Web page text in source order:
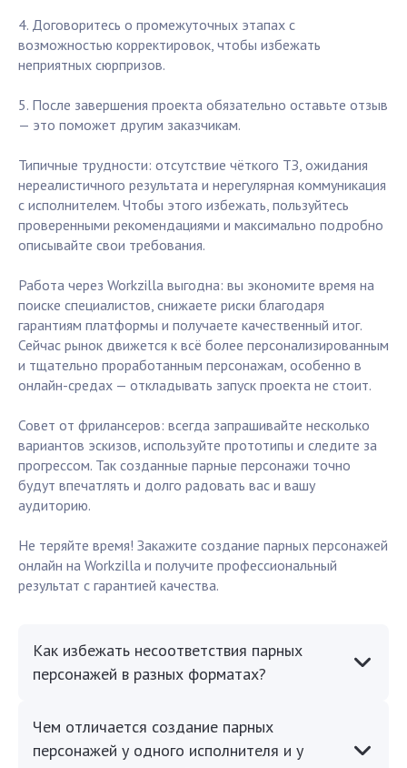
4. Договоритесь о промежуточных этапах с
возможностью корректировок, чтобы избежать
неприятных сюрпризов.
5. После завершения проекта обязательно оставьте отзыв
— это поможет другим заказчикам.
Типичные трудности: отсутствие чёткого ТЗ, ожидания
нереалистичного результата и нерегулярная коммуникация
с исполнителем. Чтобы этого избежать, пользуйтесь
проверенными рекомендациями и максимально подробно
описывайте свои требования.
Работа через Workzilla выгодна: вы экономите время на
поиске специалистов, снижаете риски благодаря
гарантиям платформы и получаете качественный итог.
Сейчас рынок движется к всё более персонализированным
и тщательно проработанным персонажам, особенно в
онлайн-средах — откладывать запуск проекта не стоит.
Совет от фрилансеров: всегда запрашивайте несколько
вариантов эскизов, используйте прототипы и следите за
прогрессом. Так созданные парные персонажи точно
будут впечатлять и долго радовать вас и вашу
аудиторию.
Не теряйте время! Закажите создание парных персонажей
онлайн на Workzilla и получите профессиональный
результат с гарантией качества.
Как избежать несоответствия парных
персонажей в разных форматах?
Чем отличается создание парных
персонажей у одного исполнителя и у